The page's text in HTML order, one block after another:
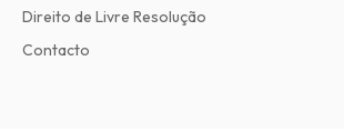
Direito de Livre Resolução
Contacto